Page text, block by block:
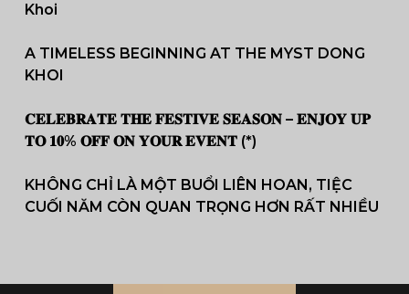
Khoi
A TIMELESS BEGINNING AT THE MYST DONG
KHOI
𝐂𝐄𝐋𝐄𝐁𝐑𝐀𝐓𝐄 𝐓𝐇𝐄 𝐅𝐄𝐒𝐓𝐈𝐕𝐄 𝐒𝐄𝐀𝐒𝐎𝐍 – 𝐄𝐍𝐉𝐎𝐘 𝐔𝐏
𝐓𝐎 𝟏𝟎% 𝐎𝐅𝐅 𝐎𝐍 𝐘𝐎𝐔𝐑 𝐄𝐕𝐄𝐍𝐓 (*)
KHÔNG CHỈ LÀ MỘT BUỔI LIÊN HOAN, TIỆC
CUỐI NĂM CÒN QUAN TRỌNG HƠN RẤT NHIỀU